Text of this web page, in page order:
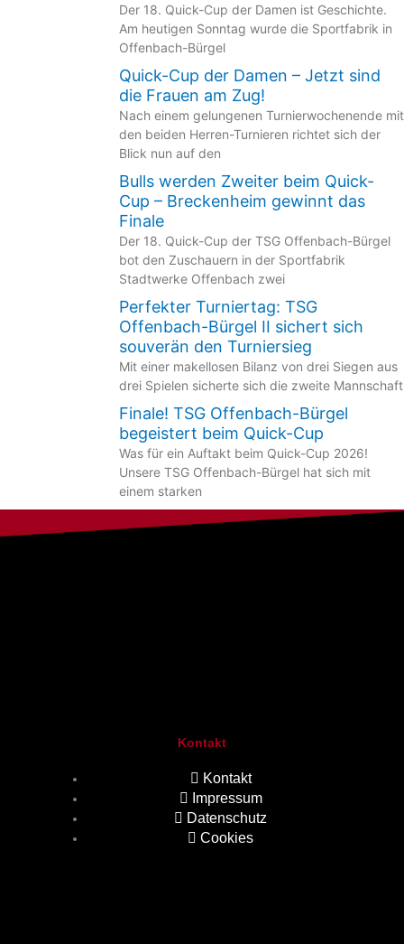
Der 18. Quick-Cup der Damen ist Geschichte.
Am heutigen Sonntag wurde die Sportfabrik in
Offenbach-Bürgel
Quick-Cup der Damen – Jetzt sind
die Frauen am Zug!
Nach einem gelungenen Turnierwochenende mit
den beiden Herren-Turnieren richtet sich der
Blick nun auf den
Bulls werden Zweiter beim Quick-
Cup – Breckenheim gewinnt das
Finale
Der 18. Quick-Cup der TSG Offenbach-Bürgel
bot den Zuschauern in der Sportfabrik
Stadtwerke Offenbach zwei
Perfekter Turniertag: TSG
Offenbach-Bürgel II sichert sich
souverän den Turniersieg
Mit einer makellosen Bilanz von drei Siegen aus
drei Spielen sicherte sich die zweite Mannschaft
Finale! TSG Offenbach-Bürgel
begeistert beim Quick-Cup
Was für ein Auftakt beim Quick-Cup 2026!
Unsere TSG Offenbach-Bürgel hat sich mit
einem starken
Kontakt
Kontakt
Impressum
Datenschutz
Cookies